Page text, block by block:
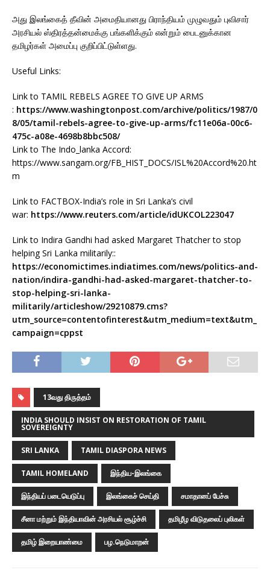
அது இலங்கைத் தீவின் அமைதியானது பிராந்தியம் முழுவதும் புவிசார்
அரசியல் ஸ்திரத்தன்மைக்கு பங்களிக்கும் என்றும் பைடனுக்கான
தமிழர்கள் அமைப்பு குறிப்பிட்டுள்ளது.
Useful Links:
Link to TAMIL REBELS AGREE TO GIVE UP ARMS
: https://www.washingtonpost.com/archive/politics/1987/0
8/05/tamil-rebels-agree-to-give-up-arms/fc11e06a-00c6-
475c-a08e-4698b8bbc508/
Link to The Indo_lanka Accord:
https://www.sangam.org/FB_HIST_DOCS/ISL%20Accord%20.ht
m
Link to FACTBOX-India’s role in Sri Lanka’s civil
war: https://www.reuters.com/article/idUKCOL223047
Link to Indira Gandhi had asked Margaret Thatcher to stop
helping Sri Lanka militarily::
https://economictimes.indiatimes.com/news/politics-and-
nation/indira-gandhi-had-asked-margaret-thatcher-to-
stop-helping-sri-lanka-
militarily/articleshow/29210879.cms?
utm_source=contentofinterest&utm_medium=text&utm_
campaign=cppst
13வது திருத்தம்
INDIA SHOULD INSIST ON RESTORATION OF TAMIL
SOVEREIGNTY
SRI LANKA TAMIL DIASPORA NEWS
TAMIL HOMELAND இந்திய-இலங்கை
இந்தியப் படையெடுப்பு இலங்கைச் செய்தி சமாதானப் பேச்சு
சீனா மற்றும் இந்தியாவின் அரசியல் சூழ்ச்சி தமிழீழ விடுதலைப் புலிகள்
தமிழ் இறையாண்மை பழ.நெடுமாறன்